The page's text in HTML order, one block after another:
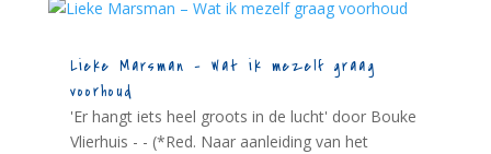
Lieke Marsman – Wat ik mezelf graag
voorhoud
'Er hangt iets heel groots in de lucht' door Bouke
Vlierhuis - - (*Red. Naar aanleiding van het